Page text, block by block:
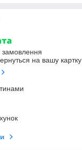
замовлення
на вашу картку